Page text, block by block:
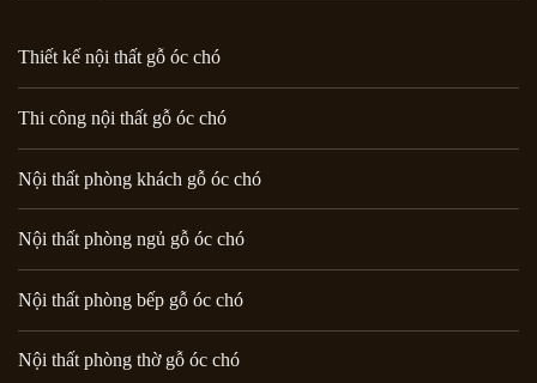
Thiết kế nội thất gỗ óc chó
Thi công nội thất gỗ óc chó
Nội thất phòng khách gỗ óc chó
Nội thất phòng ngủ gỗ óc chó
Nội thất phòng bếp gỗ óc chó
Nội thất phòng thờ gỗ óc chó